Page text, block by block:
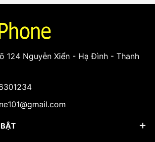
124 Nguyễn Xiển - Hạ Đình - Thanh